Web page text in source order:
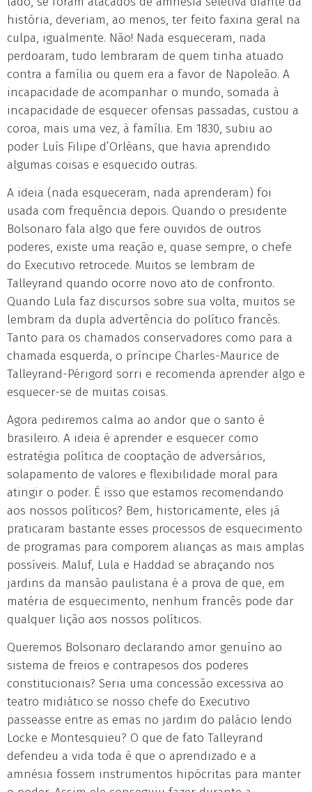
história, deveriam, ao menos, ter feito faxina geral na
culpa, igualmente. Não! Nada esqueceram, nada
perdoaram, tudo lembraram de quem tinha atuado
contra a família ou quem era a favor de Napoleão. A
incapacidade de acompanhar o mundo, somada à
incapacidade de esquecer ofensas passadas, custou a
coroa, mais uma vez, à família. Em 1830, subiu ao
poder Luís Filipe d’Orléans, que havia aprendido
algumas coisas e esquecido outras.
A ideia (nada esqueceram, nada aprenderam) foi
usada com frequência depois. Quando o presidente
Bolsonaro fala algo que fere ouvidos de outros
poderes, existe uma reação e, quase sempre, o chefe
do Executivo retrocede. Muitos se lembram de
Talleyrand quando ocorre novo ato de confronto.
Quando Lula faz discursos sobre sua volta, muitos se
lembram da dupla advertência do político francês.
Tanto para os chamados conservadores como para a
chamada esquerda, o príncipe Charles-Maurice de
Talleyrand-Périgord sorri e recomenda aprender algo e
esquecer-se de muitas coisas.
Agora pediremos calma ao andor que o santo é
brasileiro. A ideia é aprender e esquecer como
estratégia política de cooptação de adversários,
solapamento de valores e flexibilidade moral para
atingir o poder. É isso que estamos recomendando
aos nossos políticos? Bem, historicamente, eles já
praticaram bastante esses processos de esquecimento
de programas para comporem alianças as mais amplas
possíveis. Maluf, Lula e Haddad se abraçando nos
jardins da mansão paulistana é a prova de que, em
matéria de esquecimento, nenhum francês pode dar
qualquer lição aos nossos políticos.
Queremos Bolsonaro declarando amor genuíno ao
sistema de freios e contrapesos dos poderes
constitucionais? Seria uma concessão excessiva ao
teatro midiático se nosso chefe do Executivo
passeasse entre as emas no jardim do palácio lendo
Locke e Montesquieu? O que de fato Talleyrand
defendeu a vida toda é que o aprendizado e a
amnésia fossem instrumentos hipócritas para manter